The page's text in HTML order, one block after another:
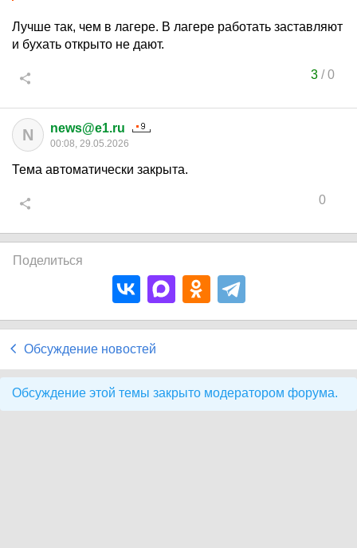
Лучше так, чем в лагере. В лагере работать заставляют
и бухать открыто не дают.
3/0
N news@e1.ru
00:08, 29.05.2026
Тема автоматически закрыта.
0
Поделиться
Обсуждение новостей
Обсуждение этой темы закрыто модератором форума.